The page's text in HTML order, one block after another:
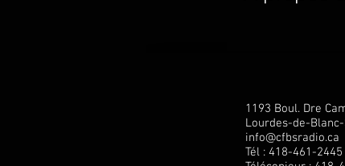
1193 Boul. Dre
Lourdes-de-Blanc-
info@cfbsradio.ca
Tél : 418-461-2445